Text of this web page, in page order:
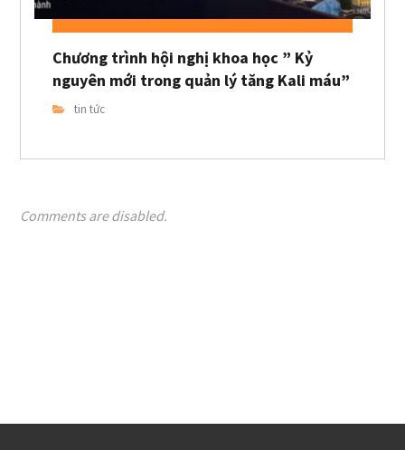
Chương trình hội nghị khoa học ” Kỷ
nguyên mới trong quản lý tăng Kali máu”
tin tức
Comments are disabled.